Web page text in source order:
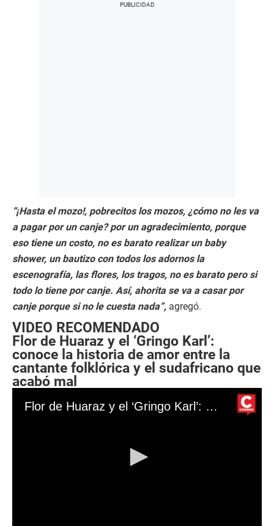
“¡Hasta el mozo!, pobrecitos los mozos, ¿cómo no les va
a pagar por un canje? por un agradecimiento, porque
eso tiene un costo, no es barato realizar un baby
shower, un bautizo con todos los adornos la
escenografía, las flores, los tragos, no es barato pero si
todo lo tiene por canje. Así, ahorita se va a casar por
canje porque si no le cuesta nada”, agregó.
VIDEO RECOMENDADO
Flor de Huaraz y el ‘Gringo Karl’:
conoce la historia de amor entre la
cantante folklórica y el sudafricano que
acabó mal
Flor de Huaraz y el ‘Gringo Karl’: esta es la historia de amor entre la cantante folklórica y el sudafricano que acabó mal